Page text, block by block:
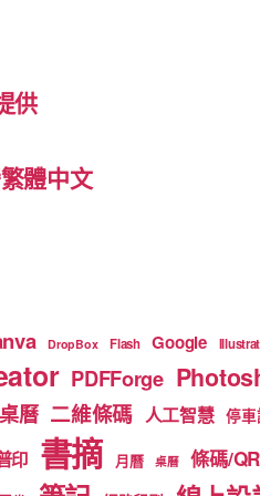
供
體中文
DropBox Flash Google
PDFForge
曆 二維條碼 人工智慧 停
印 書摘 月曆 桌曆 條碼/